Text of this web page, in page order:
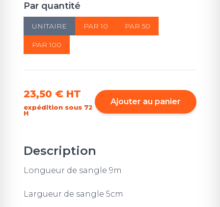
Par quantité
UNITAIRE PAR 10 PAR 50
PAR 100
23,50 € HT
expédition sous 72
H
Ajouter au panier
Description
Longueur de sangle 9m
Largueur de sangle 5cm